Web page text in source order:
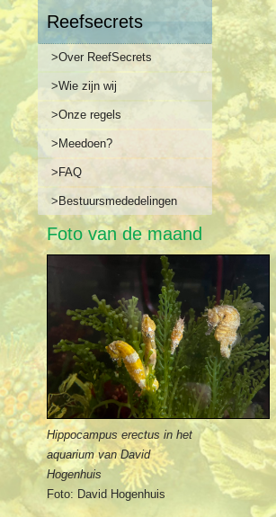
Reefsecrets
>Over ReefSecrets
>Wie zijn wij
>Onze regels
>Meedoen?
>FAQ
>Bestuursmededelingen
Foto van de maand
Hippocampus erectus in het
aquarium van David
Hogenhuis
Foto: David Hogenhuis